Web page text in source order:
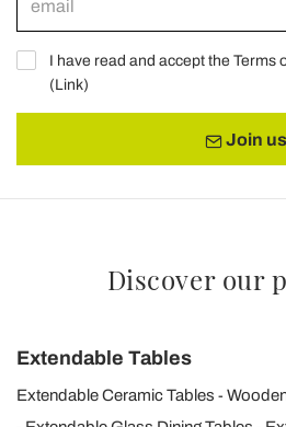
I have read and accept the Terms
(Link)
Join us
Discover our
Extendable Tables
Extendable Ceramic Tables